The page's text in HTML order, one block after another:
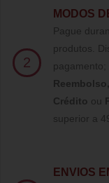
2
MODOS
Pague
produtos.
pagamento;
Reembolso,
Crédito ou
superior a
ENVIOS